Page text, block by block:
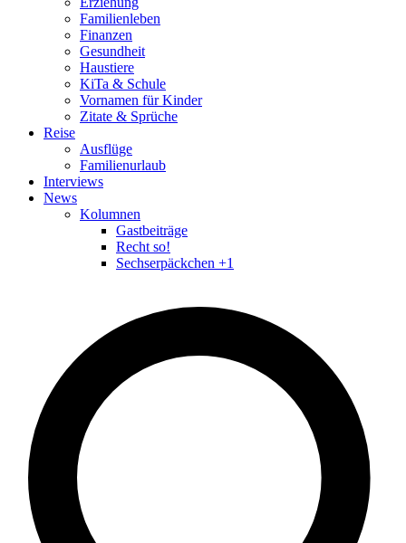
Familienleben
Finanzen
Gesundheit
Haustiere
KiTa & Schule
Vornamen für Kinder
Zitate & Sprüche
Reise
Ausflüge
Familienurlaub
Interviews
News
Kolumnen
Gastbeiträge
Recht so!
Sechserpäckchen +1